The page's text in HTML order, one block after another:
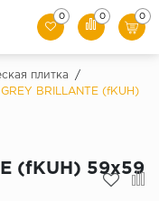
0 0 0
плитка
/
GREY BRILLANTE (fKUH)
(fKUH) 59x59